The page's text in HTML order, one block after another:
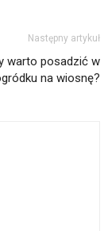
Następny artykuł
warto posadzić w
na wiosnę?